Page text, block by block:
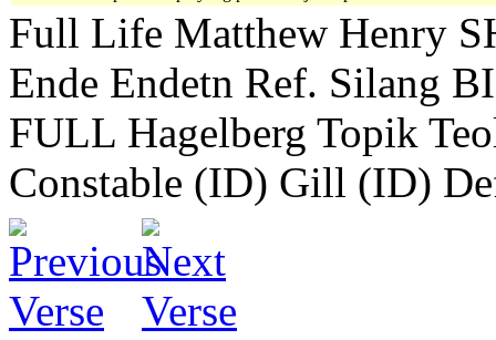
Full Life Matthew Henry
Ende Endetn Ref. Silang
FULL Hagelberg Topik
Constable (ID) Gill (ID)